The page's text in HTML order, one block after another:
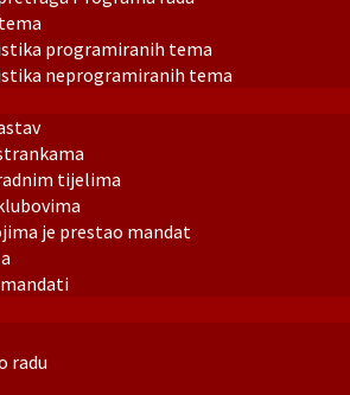
programiranih tema
neprogramiranih tema
tijelima
je prestao mandat
radu